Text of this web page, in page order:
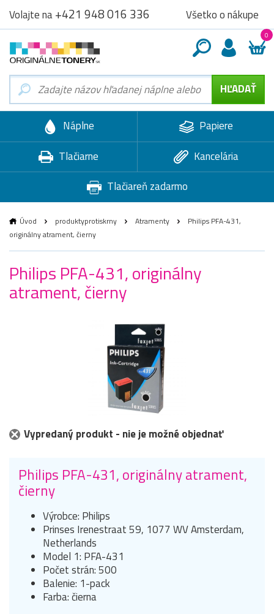
Volajte na+421 948 016 336 Všetko o nákupe
0
Náplne
Papiere
Tlačiarne
Kancelária
Tlačiareň zadarmo
Úvod produktyprotiskrny Atramenty
Philips PFA-431,
originálny atrament, čierny
Philips PFA-431, originálny
atrament, čierny
Vypredaný produkt - nie je možné objednať
Philips PFA-431, originálny atrament,
čierny
Výrobce: Philips
Prinses Irenestraat 59, 1077 WV Amsterdam,
Netherlands
Model 1: PFA-431
Počet strán: 500
Balenie: 1-pack
Farba: čierna